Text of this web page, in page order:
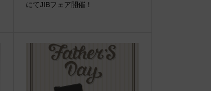
にてJIBフェア開催！